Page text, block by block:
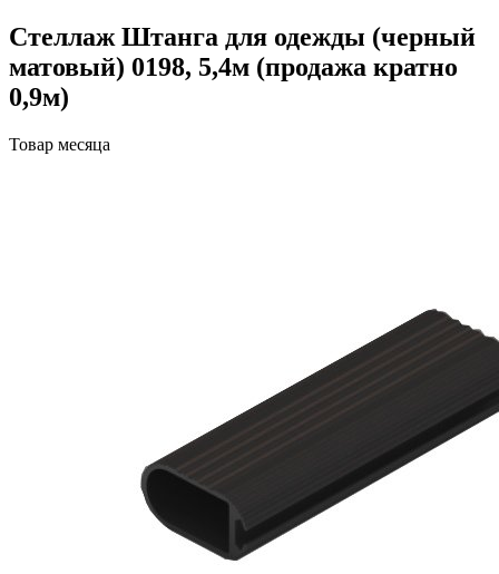
Стеллаж Штанга для одежды (черный
матовый) 0198, 5,4м (продажа кратно
0,9м)
Товар месяца